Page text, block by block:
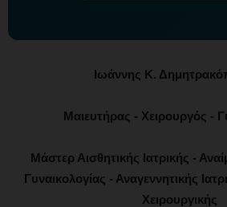
Ιωάννης Κ.
Μαιευτήρας - Χειρουργός -
Μάστερ Αισθητικής Ιατρικής -
Γυναικολογίας - Αναγεννητικής
Χειρουργικής